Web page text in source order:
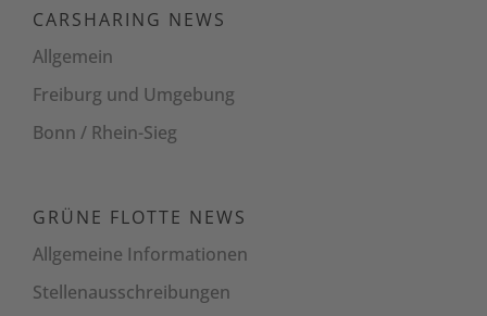
CARSHARING NEWS
Allgemein
Freiburg und Umgebung
Bonn / Rhein-Sieg
GRÜNE FLOTTE NEWS
Allgemeine Informationen
Stellenaus­schreibungen